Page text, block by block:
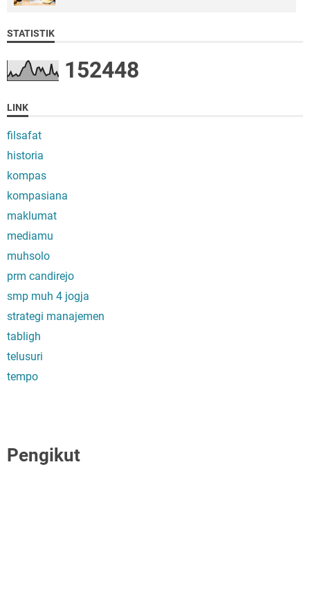
STATISTIK
152448
LINK
filsafat
historia
kompas
kompasiana
maklumat
mediamu
muhsolo
prm candirejo
smp muh 4 jogja
strategi manajemen
tabligh
telusuri
tempo
Pengikut